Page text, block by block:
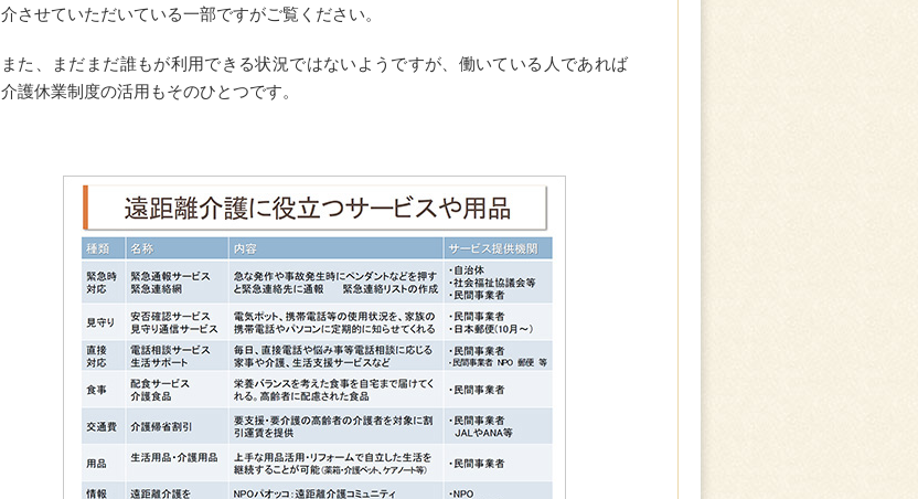
介させていただいている一部ですがご覧ください。
また、まだまだ誰もが利用できる状況ではないようですが、働いている人であれば
介護休業制度の活用もそのひとつです。